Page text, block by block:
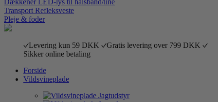
Transport Refleksveste
Pleje & foder
Levering kun 59 DKK
Gratis levering over 799 DKK
Sikker online betaling
Forside
Vildsvineplade